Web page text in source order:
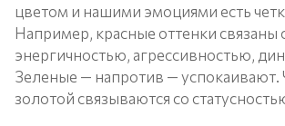
цветом и нашими эмоциями есть
Например, красные оттенки связаны
энергичностью, агрессивностью,
Зеленые — напротив —
золотой связываются со